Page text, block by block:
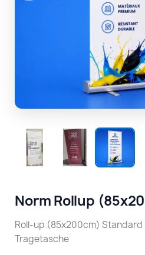
Norm Rollup
Roll-up (85x200cm) Standard
Tragetasche